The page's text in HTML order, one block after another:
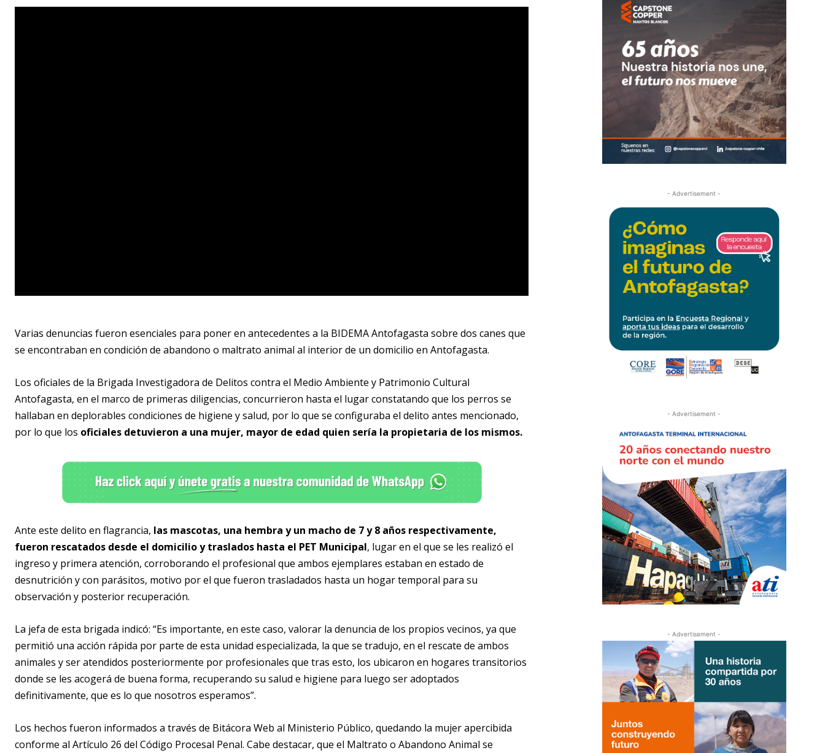
Varias denuncias fueron esenciales para poner en antecedentes a la BIDEMA Antofagasta sobre dos canes que
se encontraban en condición de abandono o maltrato animal al interior de un domicilio en Antofagasta.
Los oficiales de la Brigada Investigadora de Delitos contra el Medio Ambiente y Patrimonio Cultural
Antofagasta, en el marco de primeras diligencias, concurrieron hasta el lugar constatando que los perros se
hallaban en deplorables condiciones de higiene y salud, por lo que se configuraba el delito antes mencionado,
por lo que los oficiales detuvieron a una mujer, mayor de edad quien sería la propietaria de los mismos.
Ante este delito en flagrancia, las mascotas, una hembra y un macho de 7 y 8 años respectivamente,
fueron rescatados desde el domicilio y traslados hasta el PET Municipal, lugar en el que se les realizó el
ingreso y primera atención, corroborando el profesional que ambos ejemplares estaban en estado de
desnutrición y con parásitos, motivo por el que fueron trasladados hasta un hogar temporal para su
observación y posterior recuperación.
La jefa de esta brigada indicó: “Es importante, en este caso, valorar la denuncia de los propios vecinos, ya que
permitió una acción rápida por parte de esta unidad especializada, la que se tradujo, en el rescate de ambos
animales y ser atendidos posteriormente por profesionales que tras esto, los ubicaron en hogares transitorios
donde se les acogerá de buena forma, recuperando su salud e higiene para luego ser adoptados
definitivamente, que es lo que nosotros esperamos”.
Los hechos fueron informados a través de Bitácora Web al Ministerio Público, quedando la mujer apercibida
conforme al Artículo 26 del Código Procesal Penal. Cabe destacar, que el Maltrato o Abandono Animal se
- Advertisement -
- Advertisement -
- Advertisement -